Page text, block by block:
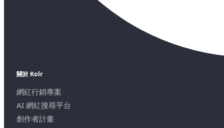
關於 Kolr
網紅行銷專案
AI 網紅搜尋平台
創作者計畫